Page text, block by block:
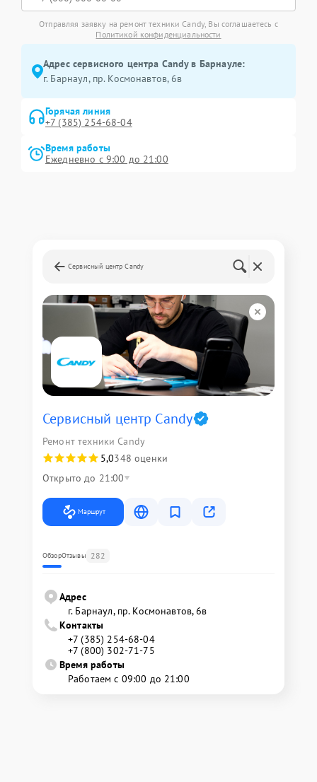
Отправляя заявку на ремонт техники Candy, Вы соглашаетесь с
Политикой конфиденциальности
Адрес сервисного центра Candy в Барнауле:
г. Барнаул, ​пр. Космонавтов, 6в
Горячая линия
+7 (385) 254-68-04
Время работы
Ежедневно с 9:00 до 21:00
Сервисный центр Candy
Сервисный центр Candy
Ремонт техники Candy
5,0348 оценки
Открыто до 21:00
Маршрут
ОбзорОтзывы 282
Адрес
г. Барнаул, ​пр. Космонавтов, 6в
Контакты
+7 (385) 254-68-04
+7 (800) 302-71-75
Время работы
Работаем с 09:00 до 21:00